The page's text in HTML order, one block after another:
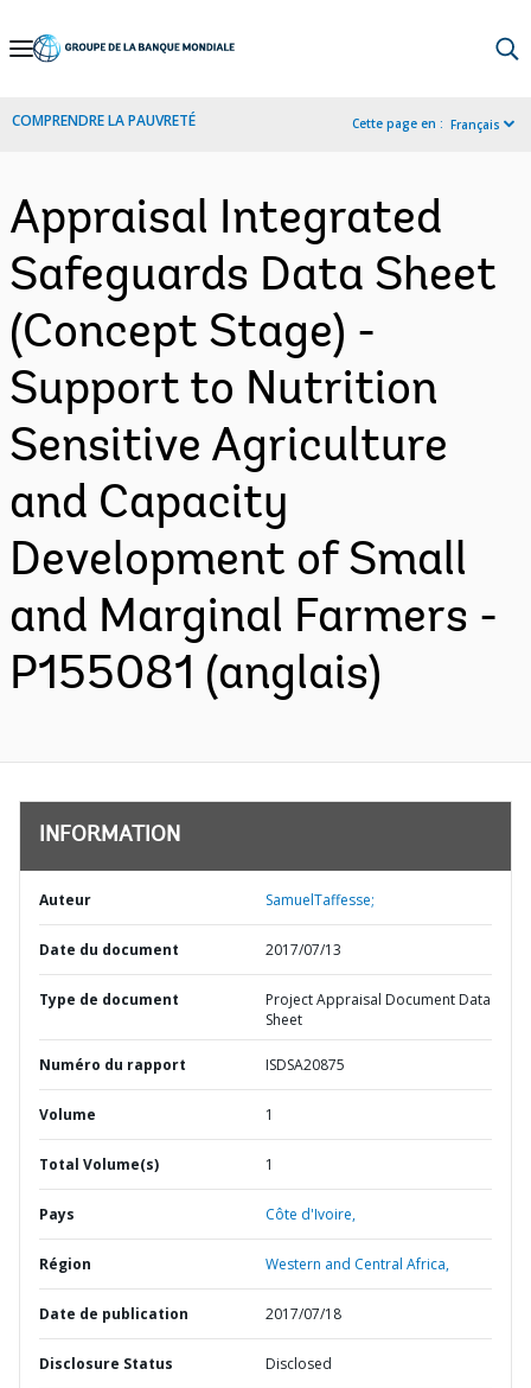
Skip
Navigation
COMPRENDRE LA PAUVRETÉ Cette page en : Français
Appraisal Integrated
Safeguards Data Sheet
(Concept Stage) -
Support to Nutrition
Sensitive Agriculture
and Capacity
Development of Small
and Marginal Farmers -
P155081 (anglais)
INFORMATION
Auteur SamuelTaffesse;
Date du document 2017/07/13
Type de document
Project Appraisal Document Data
Sheet
Numéro du rapport ISDSA20875
Volume 1
Total Volume(s) 1
Pays Côte d'Ivoire,
Région Western and Central Africa,
Date de publication 2017/07/18
Disclosure Status Disclosed